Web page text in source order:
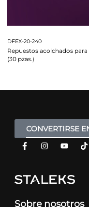
DFEX-20-240
Repuestos acolchados
(30 pzas.)
CONVERTIRSE
Sobre nosotros